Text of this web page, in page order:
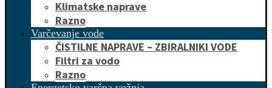
Klimatske naprave
Razno
Varčevanje vode
ČISTILNE NAPRAVE – ZBIRALNIKI VODE
Filtri za vodo
Razno